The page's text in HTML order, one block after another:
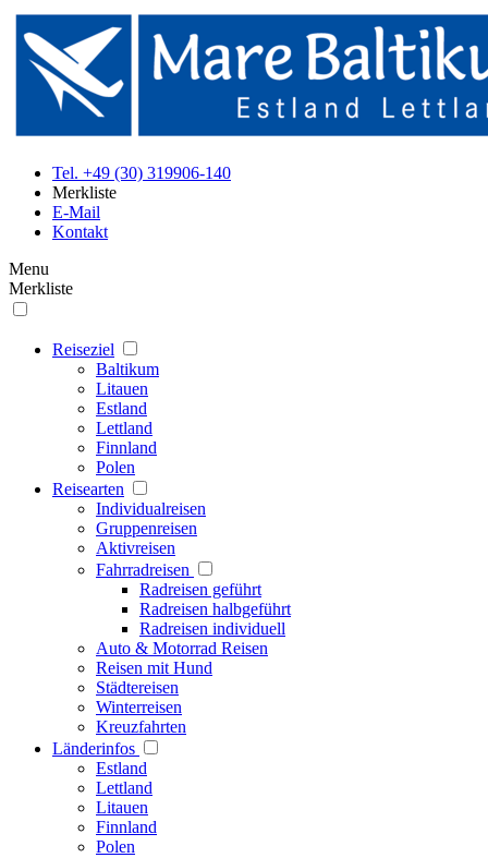
Tel. +49 (30) 319906-140
Merkliste
E-Mail
Kontakt
Menu
Merkliste
Reiseziel
Baltikum
Litauen
Estland
Lettland
Finnland
Polen
Reisearten
Individualreisen
Gruppenreisen
Aktivreisen
Fahrradreisen
Radreisen geführt
Radreisen halbgeführt
Radreisen individuell
Auto & Motorrad Reisen
Reisen mit Hund
Städtereisen
Winterreisen
Kreuzfahrten
Länderinfos
Estland
Lettland
Litauen
Finnland
Polen